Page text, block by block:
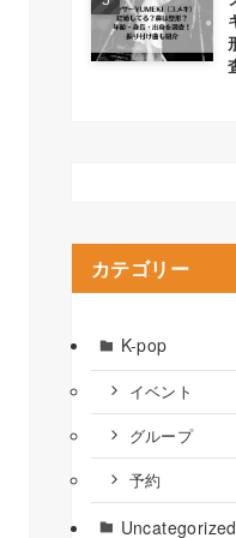
カテゴリー
K-pop
イベント
グループ
予約
Uncategorized